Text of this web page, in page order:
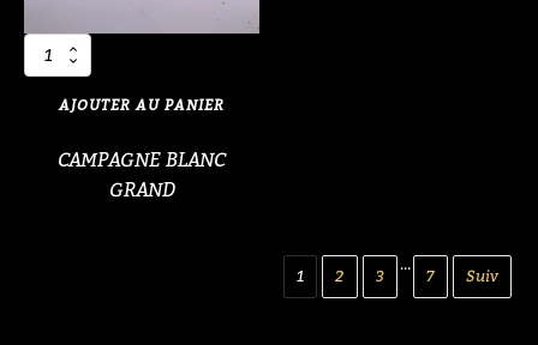
quantité
de
CAMPAGNE
AJOUTER AU PANIER
CAMPAGNE BLANC
GRAND
1 2 3
…
7 Suiv